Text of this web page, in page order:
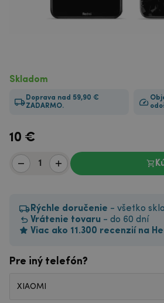
Skladom
Doprava nad 59,90 €
ZADARMO.
10 €
Rýchle doručenie - všetko
Vrátenie tovaru - do 60 dní
Viac ako 11.300 recenzií na
Pre iný telefón?
XIAOMI